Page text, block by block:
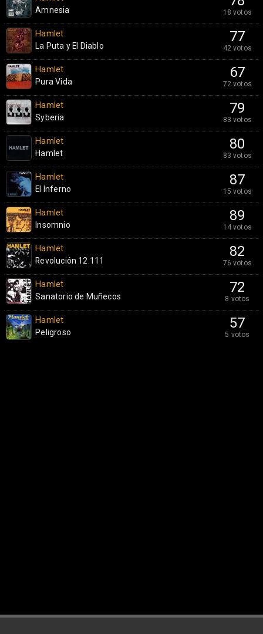
18 votos
Amnesia
77
42 votos
Hamlet
La Puta y El Diablo
67
72 votos
Hamlet
Pura Vida
79
83 votos
Hamlet
Syberia
80
83 votos
Hamlet
Hamlet
87
15 votos
Hamlet
El Inferno
89
14 votos
Hamlet
Insomnio
82
76 votos
Hamlet
Revolución 12.111
72
8 votos
Hamlet
Sanatorio de Muñecos
57
5 votos
Hamlet
Peligroso